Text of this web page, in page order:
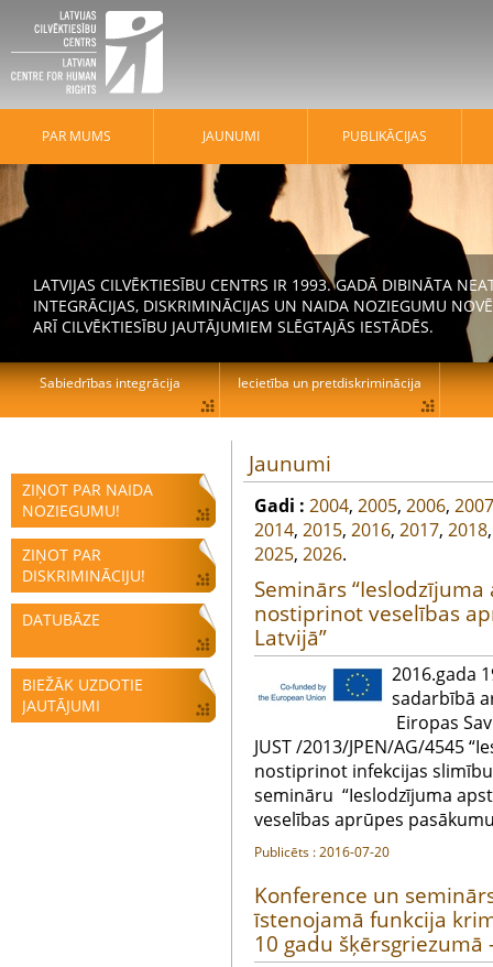
ZIŅOT PAR NAIDA
NOZIEGUMU!
ZIŅOT PAR
DISKRIMINĀCIJU!
DATUBĀZE
BIEŽĀK UZDOTIE
JAUTĀJUMI
Jaunumi
Gadi : 2004, 2005, 2006, 2007
2014, 2015, 2016, 2017, 2018
2025, 2026.
Seminārs
nostiprinot veselības
Latvijā”
2016.gada
sadarbībā
Eiropas
JUST /2013/JPEN/AG/4545
nostiprinot infekcijas
semināru “Ieslodzījuma
veselības aprūpes
Publicēts : 2016-07-20
Konference un
īstenojamā funkcija
10 gadu
PAR MUMS JAUNUMI PUBLIKĀCIJAS
LATVIJAS CILVĒKTIESĪBU CENTRS IR 1993. GADĀ DIBINĀTA
INTEGRĀCIJAS, DISKRIMINĀCIJAS UN NAIDA NOZIEGUMU
ARĪ CILVĒKTIESĪBU JAUTĀJUMIEM SLĒGTAJĀS IESTĀDĒS.
Sabiedrības integrācija Iecietība un pretdiskriminācija